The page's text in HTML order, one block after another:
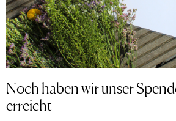
Noch haben wir unser
erreicht